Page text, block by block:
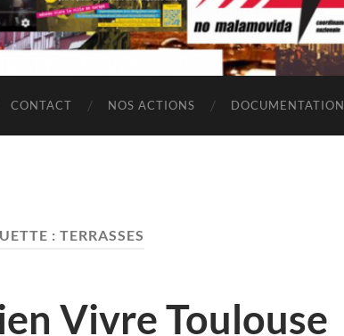
CONTACT NOS ACTIONS DOCUMENTATION
: TERRASSES
Vivre Toulouse